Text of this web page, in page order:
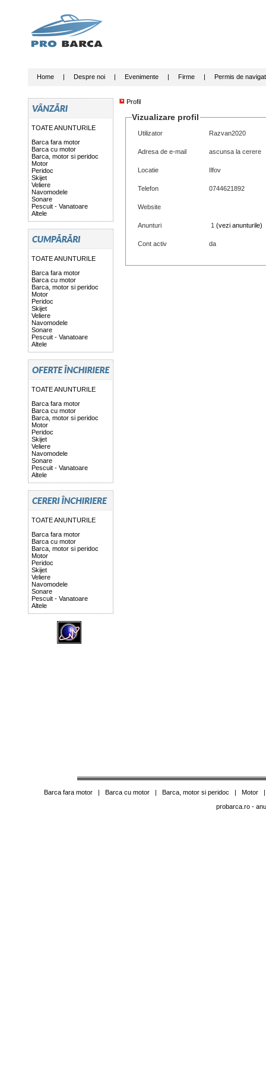
Home| Despre noi| Evenimente| Firme| Permis de
TOATE ANUNTURILE
Barca fara motor
Barca cu motor
Barca, motor si peridoc
Motor
Peridoc
Skijet
Veliere
Navomodele
Sonare
Pescuit - Vanatoare
Altele
TOATE ANUNTURILE
Barca fara motor
Barca cu motor
Barca, motor si peridoc
Motor
Peridoc
Skijet
Veliere
Navomodele
Sonare
Pescuit - Vanatoare
Altele
TOATE ANUNTURILE
Barca fara motor
Barca cu motor
Barca, motor si peridoc
Motor
Peridoc
Skijet
Veliere
Navomodele
Sonare
Pescuit - Vanatoare
Altele
TOATE ANUNTURILE
Barca fara motor
Barca cu motor
Barca, motor si peridoc
Motor
Peridoc
Skijet
Veliere
Navomodele
Sonare
Pescuit - Vanatoare
Altele
Profil
Vizualizare profil
Utilizator Razvan2020
Adresa de e-mail ascunsa la cerere
Locatie Ilfov
Telefon 0744621892
Website
Anunturi 1 (vezi anunturile)
Cont activ da
Barca fara motor| Barca cu motor| Barca, motor si peridoc | Motor
probarca.ro-